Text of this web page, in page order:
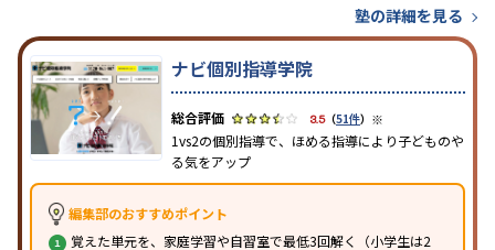
塾の詳細を見る
ナビ個別指導学院
3.5（51件） ※
1vs2の個別指導で、ほめる指導により子どものや
る気をアップ
編集部のおすすめポイント
覚えた単元を、家庭学習や自習室で最低3回解く（小学生は2